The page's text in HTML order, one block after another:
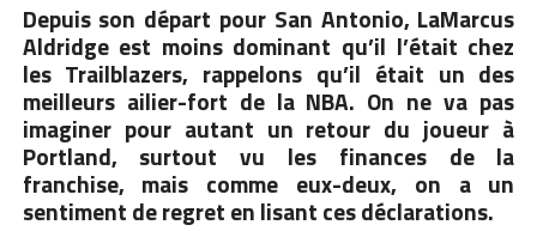
Depuis son départ pour San Antonio, LaMarcus
Aldridge est moins dominant qu’il l’était chez
les Trailblazers, rappelons qu’il était un des
meilleurs ailier-fort de la NBA. On ne va pas
imaginer pour autant un retour du joueur à
Portland, surtout vu les finances de la
franchise, mais comme eux-deux, on a un
sentiment de regret en lisant ces déclarations.